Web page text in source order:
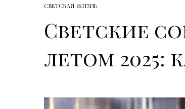
СВЕТСКАЯ ЖИЗНЬ
Светские
летом 2025: